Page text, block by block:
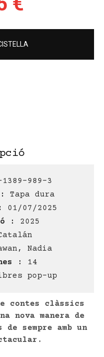
989-3
Tapa dura
01/07/2025
:
2025
Nadia
:
14
pop-up
contes clàssics
nova manera de
sempre amb un